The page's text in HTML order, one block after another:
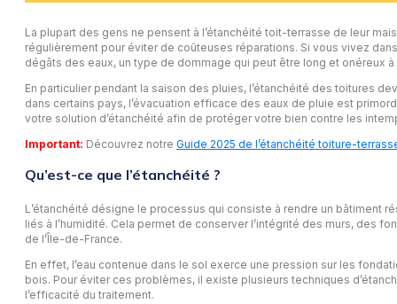
La plupart des gens ne pensent à l’étanchéité toit-terrasse de leur
régulièrement pour éviter de coûteuses réparations. Si vous vivez
dégâts des eaux, un type de dommage qui peut être long et onéreux à
En particulier pendant la saison des pluies, l’étanchéité des toitures
dans certains pays, l’évacuation efficace des eaux de pluie est
votre solution d’étanchéité afin de protéger votre bien contre les
Important: Découvrez notre Guide 2025 de l’étanchéité toiture-
Qu’est-ce que l’étanchéité ?
L’étanchéité désigne le processus qui consiste à rendre un bâtiment
liés à l’humidité. Cela permet de conserver l’intégrité des murs, des
de l’Île-de-France.
En effet, l’eau contenue dans le sol exerce une pression sur les
bois. Pour éviter ces problèmes, il existe plusieurs techniques
l’efficacité du traitement.